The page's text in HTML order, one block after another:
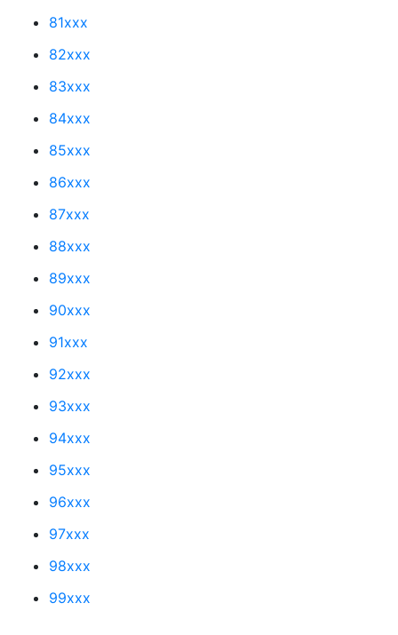
81xxx
82xxx
83xxx
84xxx
85xxx
86xxx
87xxx
88xxx
89xxx
90xxx
91xxx
92xxx
93xxx
94xxx
95xxx
96xxx
97xxx
98xxx
99xxx